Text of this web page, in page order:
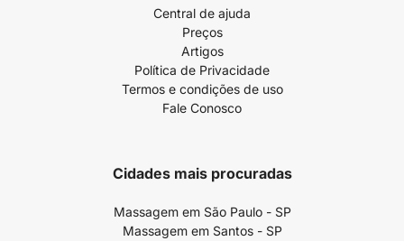
Central de ajuda
Preços
Artigos
Política de Privacidade
Termos e condições de uso
Fale Conosco
Cidades mais procuradas
Massagem em São Paulo - SP
Massagem em Santos - SP